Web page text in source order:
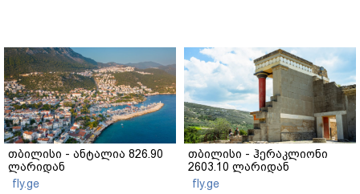
თბილისი - ანტალია 826.90
ლარიდან
fly.ge
თბილისი - ჰერაკლიონი
2603.10 ლარიდან
fly.ge